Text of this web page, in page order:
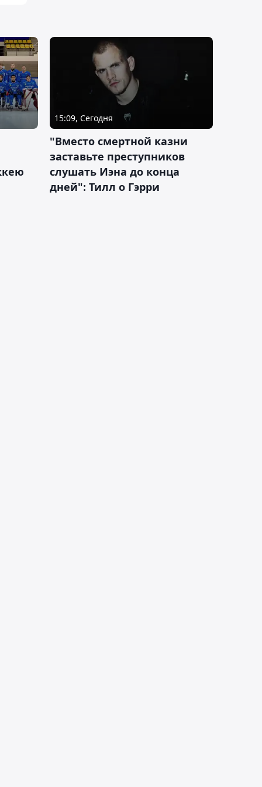
15:09, Сегодня
"Вместо смертной казни
заставьте преступников
слушать Иэна до конца
дней": Тилл о Гэрри